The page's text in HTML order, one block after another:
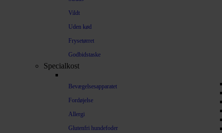
Vildt
Uden kød
Frysetørret
Godbidstaske
Specialkost
Bevægelsesapparatet
Fordøjelse
Allergi
Glutenfri hundefoder